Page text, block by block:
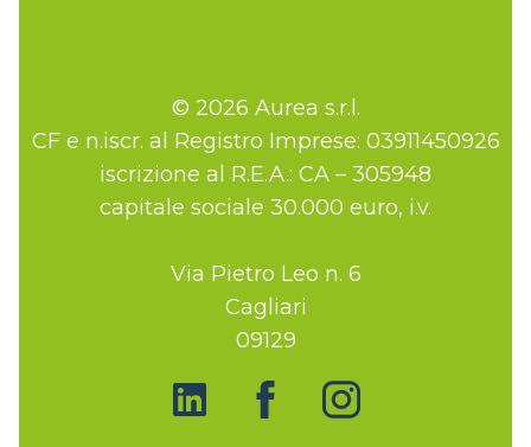
© 2026 Aurea s.r.l.
CF e n.iscr. al Registro Imprese: 03911450926
iscrizione al R.E.A.: CA – 305948
capitale sociale 30.000 euro, i.v.
Via Pietro Leo n. 6
Cagliari
09129